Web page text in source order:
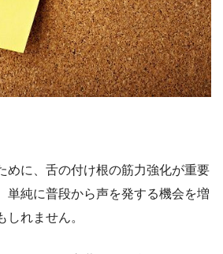
めに、舌の付け根の筋力強化が重要
単純に普段から声を発する機会を増
れません。